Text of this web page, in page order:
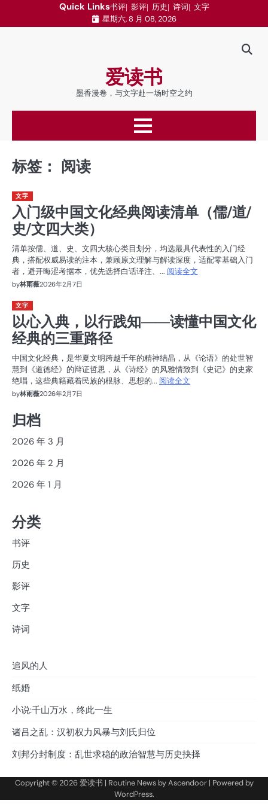
Quick Links书评 影评 历史 诗词 文字
星期六, 8 月 08, 2026
爱读书
墨香漫卷，与文字赴一场时空之约
标签： 阅读
文字
入门级中国文化经典阅读清单（儒/道/
史/文四大类）
清单按儒、道、史、文四大核心类目划分，均选最具代表性的入门经
典，搭配权威易读的注本，兼顾原文理解与解读深度，适配零基础入门
者，避开晦涩考据本，优先选择白话译注、... 阅读全文
by林雨薇2026年2月7日
文字
以心入典，以行践知——读懂中国文化
经典的三重路径
中国文化经典，是华夏文明跨越千年的精神结晶，从《论语》的处世智
慧到《道德经》的辩证哲思，从《诗经》的风雅情致到《史记》的史家
绝唱，这些典籍藏着民族的根脉、思想的... 阅读全文
by林雨薇2026年2月7日
归档
2026 年 3 月
2026 年 2 月
2026 年 1 月
分类
书评
历史
影评
文字
诗词
追风的人
纸婚
小说:千山万水，终此一生
诸吕之乱：汉初权力风暴与刘氏归位
刘邦分封制度：乱世求稳的政治智慧与历史抉择
Copyright © 2026爱读书 | Routine News byAscendoor| Powered by
WordPress.